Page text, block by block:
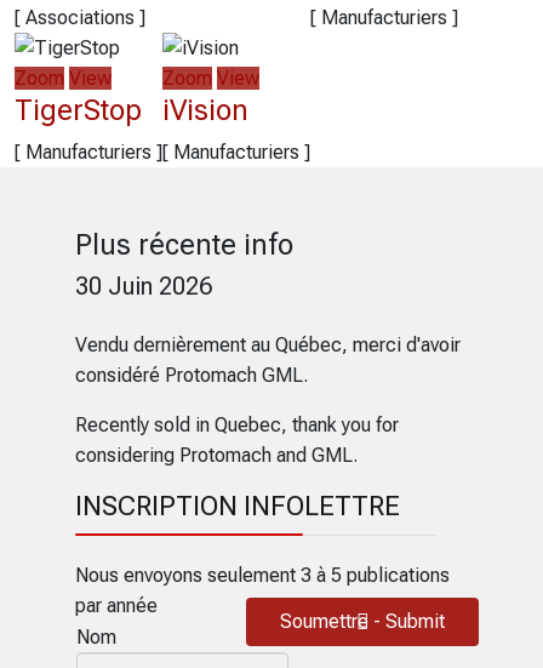
[ Associations ] [ Manufacturiers ]
Zoom View
TigerStop
[ Manufacturiers ]
Zoom View
iVision
[ Manufacturiers ]
Plus récente info
30 Juin 2026
Vendu dernièrement au Québec, merci d'avoir
considéré Protomach GML.
Recently sold in Quebec, thank you for
considering Protomach and GML.
INSCRIPTION INFOLETTRE
Nous envoyons seulement 3 à 5 publications
par année
Nom
Soumettre - Submit